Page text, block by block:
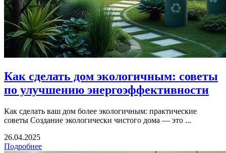
Как сделать дом экологичным: советы
по улучшению энергоэффективности
Как сделать ваш дом более экологичным: практические
советы Создание экологически чистого дома — это ...
26.04.2025
Подробнее